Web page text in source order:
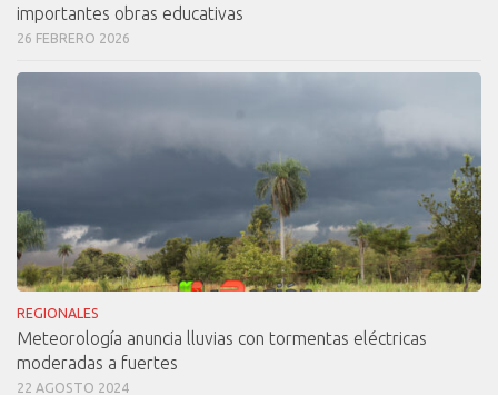
importantes obras educativas
26 FEBRERO 2026
REGIONALES
Meteorología anuncia lluvias con tormentas eléctricas
moderadas a fuertes
22 AGOSTO 2024